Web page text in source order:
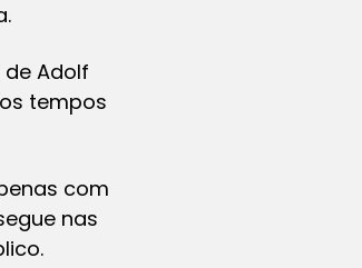
Adolf
tempos
com
nas